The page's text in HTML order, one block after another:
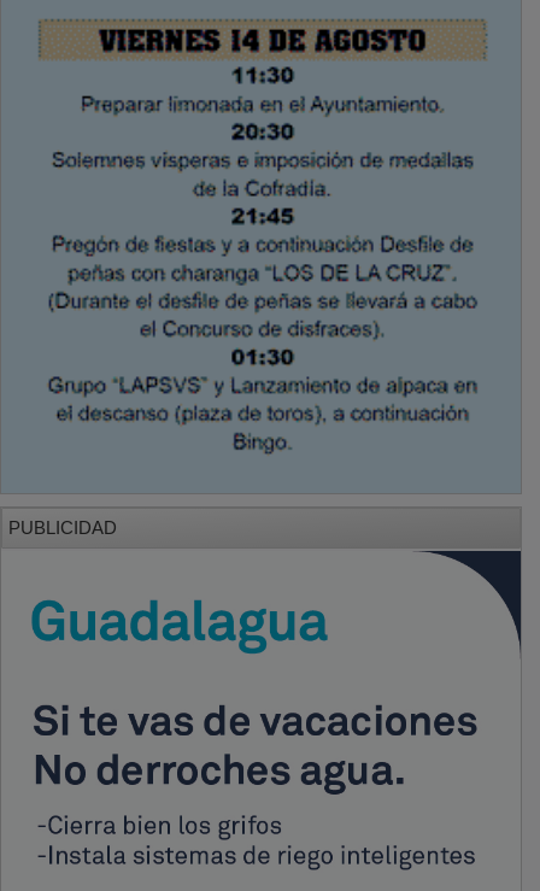
PUBLICIDAD